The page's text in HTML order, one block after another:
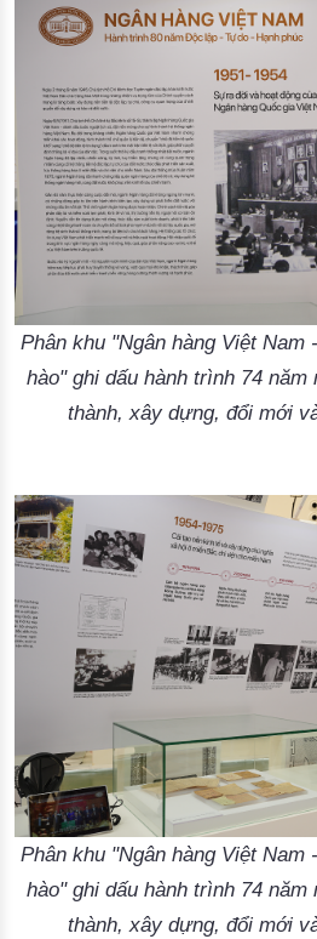
Phân khu "Ngân hàng Việt
hào" ghi dấu hành trình 74 năm
thành, xây dựng, đổi mới
Phân khu "Ngân hàng Việt
hào" ghi dấu hành trình 74 năm
thành, xây dựng, đổi mới